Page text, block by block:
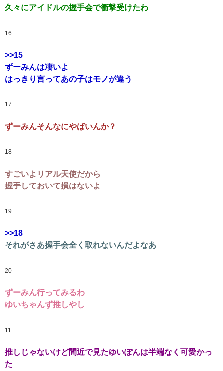
久々にアイドルの握手会で衝撃受けたわ
16
>>15
ずーみんは凄いよ
はっきり言ってあの子はモノが違う
17
ずーみんそんなにやばいんか？
18
すごいよリアル天使だから
握手しておいて損はないよ
19
>>18
それがさあ握手会全く取れないんだよなあ
20
ずーみん行ってみるわ
ゆいちゃんず推しやし
11
推しじゃないけど間近で見たゆいぽんは半端なく可愛かっ
た